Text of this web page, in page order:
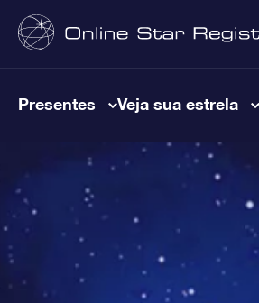
Presentes Veja sua estrela